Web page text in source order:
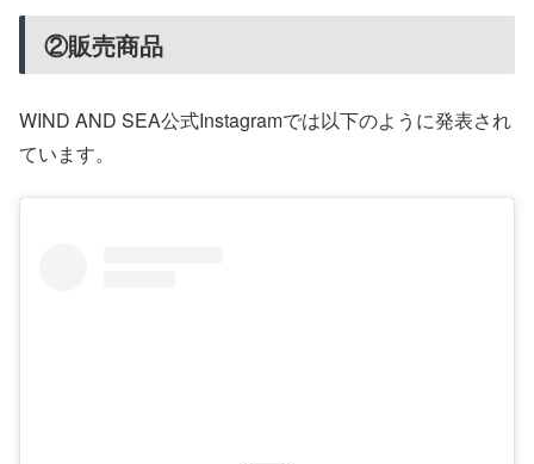
②販売商品
WIND AND SEA公式Instagramでは以下のように発表され
ています。